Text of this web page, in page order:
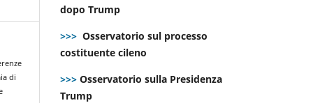
di
dopo Trump
>>> Osservatorio sul processo
costituente cileno
>>> Osservatorio sulla Presidenza
Trump